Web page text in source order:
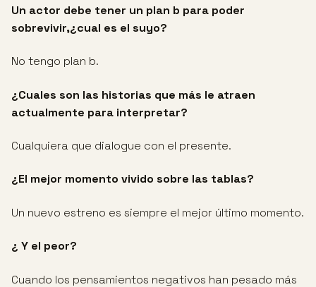
Un actor debe tener un plan b para poder
sobrevivir,¿cual es el suyo?
No tengo plan b.
¿Cuales son las historias que más le atraen
actualmente para interpretar?
Cualquiera que dialogue con el presente.
¿El mejor momento vivido sobre las tablas?
Un nuevo estreno es siempre el mejor último momento.
¿ Y el peor?
Cuando los pensamientos negativos han pesado más